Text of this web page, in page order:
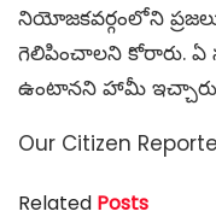
నియోజకవర్గంలోని
గెలిపించాలని కోరారు. ఏ
ఉంటానని హామీ
Our Citizen
Related Posts